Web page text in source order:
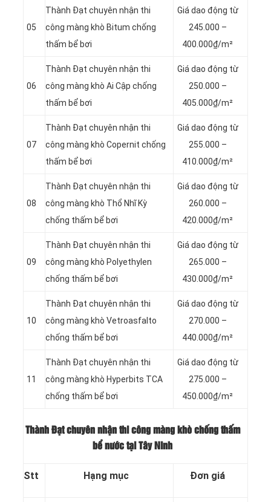
05
Thành Đạt chuyên nhận thi
công màng khò Bitum chống
thấm bể bơi
Giá dao động từ
245.000 –
400.000₫/m²
06
Thành Đạt chuyên nhận thi
công màng khò Ai Cập chống
thấm bể bơi
Giá dao động từ
250.000 –
405.000₫/m²
07
Thành Đạt chuyên nhận thi
công màng khò Copernit chống
thấm bể bơi
Giá dao động từ
255.000 –
410.000₫/m²
08
Thành Đạt chuyên nhận thi
công màng khò Thổ Nhĩ Kỳ
chống thấm bể bơi
Giá dao động từ
260.000 –
420.000₫/m²
09
Thành Đạt chuyên nhận thi
công màng khò Polyethylen
chống thấm bể bơi
Giá dao động từ
265.000 –
430.000₫/m²
10
Thành Đạt chuyên nhận thi
công màng khò Vetroasfalto
chống thấm bể bơi
Giá dao động từ
270.000 –
440.000₫/m²
11
Thành Đạt chuyên nhận thi
công màng khò Hyperbits TCA
chống thấm bể bơi
Giá dao động từ
275.000 –
450.000₫/m²
Thành Đạt chuyên nhận thi công màng khò chống thấm
bể nước tại Tây Ninh
Stt Hạng mục Đơn giá